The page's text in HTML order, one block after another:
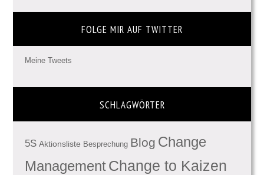
FOLGE MIR AUF TWITTER
Meine Tweets
SCHLAGWÖRTER
5S Aktionsliste Besprechung Blog Change
ManagementChange to Kaizen